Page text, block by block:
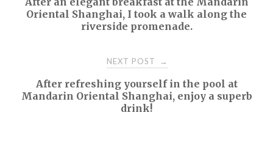
navigation
Oriental Shanghai, I took a walk along the
riverside promenade.
NEXT POST →
After refreshing yourself in the pool at
Mandarin Oriental Shanghai, enjoy a superb
drink!